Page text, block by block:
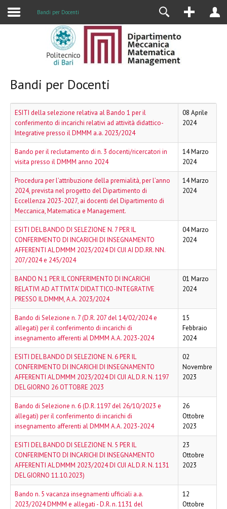
Bandi per Docenti
Bandi per Docenti
ESITI della selezione relativa al Bando 1 per il
conferimento di incarichi relativi ad attività didattico-
Integrative presso il DMMM a.a. 2023/2024
08 Aprile
2024
Bando per il reclutamento di n. 3 docenti/ricercatori in
visita presso il DMMM anno 2024
14 Marzo
2024
Procedura per l’attribuzione della premialità, per l’anno
2024, prevista nel progetto del Dipartimento di
Eccellenza 2023-2027, ai docenti del Dipartimento di
Meccanica, Matematica e Management.
14 Marzo
2024
ESITI DEL BANDO DI SELEZIONE N. 7 PER IL
CONFERIMENTO DI INCARICHI DI INSEGNAMENTO
AFFERENTI AL DMMM 2023/2024 DI CUI AI DD.RR. NN.
207/2024 e 245/2024
04 Marzo
2024
BANDO N.1 PER IL CONFERIMENTO DI INCARICHI
RELATIVI AD ATTIVITA’ DIDATTICO-INTEGRATIVE
PRESSO IL DMMM, A.A. 2023/2024
01 Marzo
2024
Bando di Selezione n. 7 (D.R. 207 del 14/02/2024 e
allegati) per il conferimento di incarichi di
insegnamento afferenti al DMMM A.A. 2023-2024
15
Febbraio
2024
ESITI DEL BANDO DI SELEZIONE N. 6 PER IL
CONFERIMENTO DI INCARICHI DI INSEGNAMENTO
AFFERENTI AL DMMM 2023/2024 DI CUI AL D.R. N. 1197
DEL GIORNO 26 OTTOBRE 2023
02
Novembre
2023
Bando di Selezione n. 6 (D.R. 1197 del 26/10/2023 e
allegati) per il conferimento di incarichi di
insegnamento afferenti al DMMM A.A. 2023-2024
26
Ottobre
2023
ESITI DEL BANDO DI SELEZIONE N. 5 PER IL
CONFERIMENTO DI INCARICHI DI INSEGNAMENTO
AFFERENTI AL DMMM 2023/2024 DI CUI AL D.R. N. 1131
DEL GIORNO 11.10.2023)
23
Ottobre
2023
Bando n. 5 vacanza insegnamenti ufficiali a.a.
2023/2024 DMMM e allegati - D.R. n. 1131 del
12
Ottobre